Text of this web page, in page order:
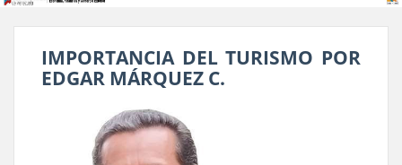
IMPORTANCIA DEL TURISMO POR
EDGAR MÁRQUEZ C.